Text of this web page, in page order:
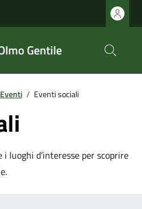
Gentile
Eventi / Eventi sociali
luoghi d’interesse per scoprire